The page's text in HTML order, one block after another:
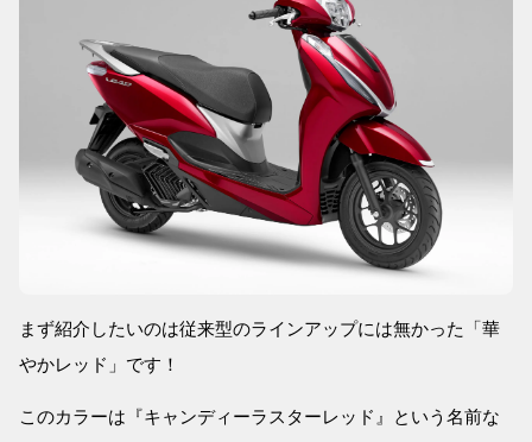
まず紹介したいのは従来型のラインアップには無かった「華
やかレッド」です！
このカラーは『キャンディーラスターレッド』という名前な